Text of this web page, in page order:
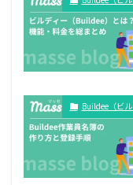
Buildee（ビル